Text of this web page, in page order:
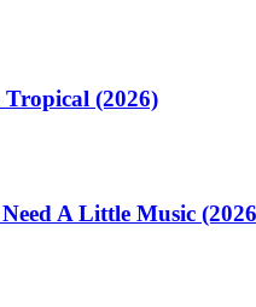
(2026)
A Little Music